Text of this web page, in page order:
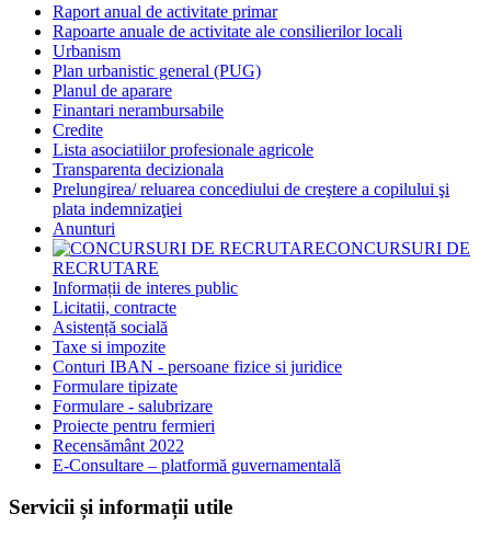
Raport anual de activitate primar
Rapoarte anuale de activitate ale consilierilor locali
Urbanism
Plan urbanistic general (PUG)
Planul de aparare
Finantari nerambursabile
Credite
Lista asociatiilor profesionale agricole
Transparenta decizionala
Prelungirea/ reluarea concediului de creştere a copilului şi
plata indemnizaţiei
Anunturi
CONCURSURI DE
RECRUTARE
Informații de interes public
Licitatii, contracte
Asistență socială
Taxe si impozite
Conturi IBAN - persoane fizice si juridice
Formulare tipizate
Formulare - salubrizare
Proiecte pentru fermieri
Recensământ 2022
E-Consultare – platformă guvernamentală
Servicii și informații utile